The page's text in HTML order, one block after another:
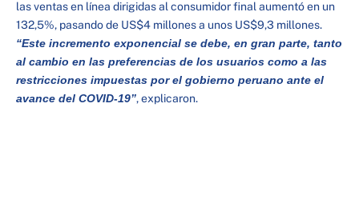
las ventas en línea dirigidas al consumidor final aumentó en un
132,5%, pasando de US$4 millones a unos US$9,3 millones.
“Este incremento exponencial se debe, en gran parte, tanto
al cambio en las preferencias de los usuarios como a las
restricciones impuestas por el gobierno peruano ante el
avance del COVID-19”, explicaron.